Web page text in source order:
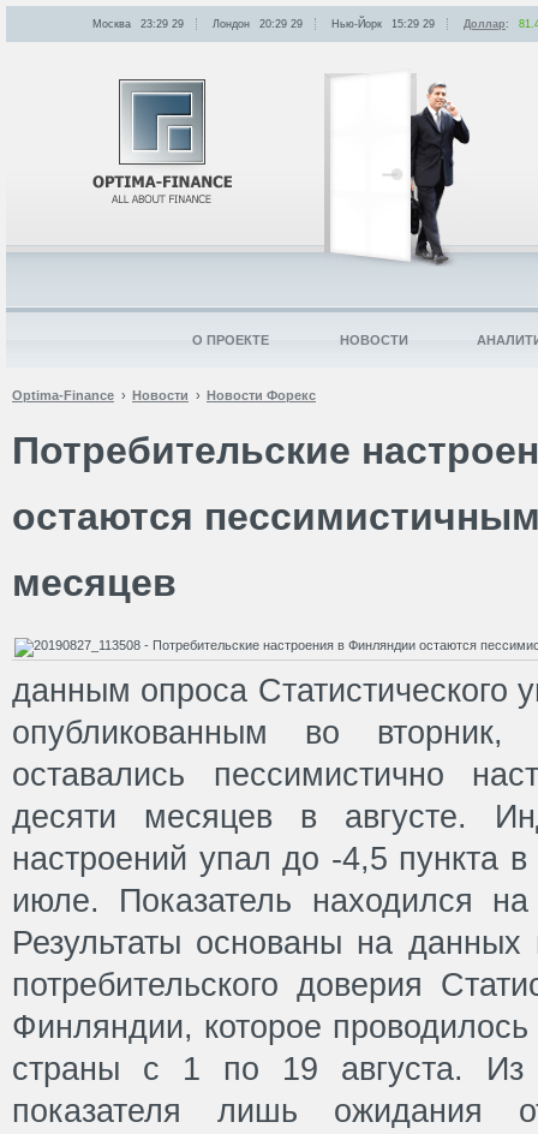
Optima-Finance Новости Новости Форекс
Потребительские
остаются
месяцев
данным опроса Статистического
опубликованным во вторник,
оставались пессимистично
десяти месяцев в августе.
настроений упал до -4,5 пункта в
июле. Показатель находился
Результаты основаны на данных
потребительского доверия
Финляндии, которое
страны с 1 по 19 августа. Из
показателя лишь ожидания
Москва 23:29 29 Лондон 20:29 29 Нью-Йорк 15:29 29 Доллар:
О ПРОЕКТЕ НОВОСТИ